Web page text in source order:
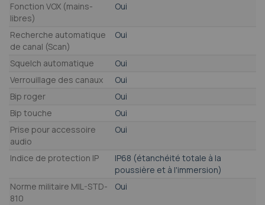
Fonction VOX (mains-
libres)
Oui
Recherche automatique
de canal (Scan)
Oui
Squelch automatique
Oui
Verrouillage des canaux
Oui
Bip roger
Oui
Bip touche
Oui
Prise pour accessoire
audio
Oui
Indice de protection IP
IP68 (étanchéité totale à la
poussière et à l'immersion)
Norme militaire MIL-STD-
810
Oui